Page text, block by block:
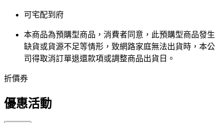
可宅配到府
本商品為預購型商品，消費者同意，此預購型商品發生
缺貨或貨源不足等情形，​致網路家庭無法出貨時，本公
司得取消訂單退還款項或調整商品出貨日。
折價券
優惠活動